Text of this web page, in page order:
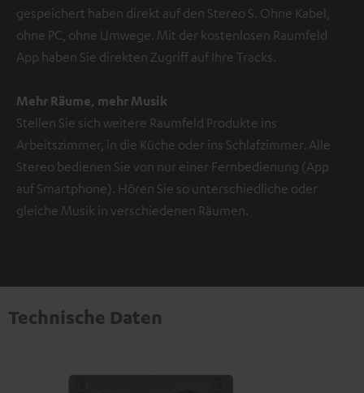
gespeichert haben direkt auf den Stereo S. Ohne Kabel,
ohne PC, ohne Umwege. Mit der kostenlosen Raumfeld
App haben Sie direkten Zugriff auf Ihre Tracks.
Mehr Räume, mehr Musik
Stellen Sie sich weitere Raumfeld Produkte ins
Arbeitszimmer, in die Küche oder ins Schlafzimmer. Alle
Stereo bedienen Sie von nur einer Fernbedienung (App
auf Smartphone). Hören Sie so unterschiedliche oder
gleiche Musik in verschiedenen Räumen.
Technische Daten